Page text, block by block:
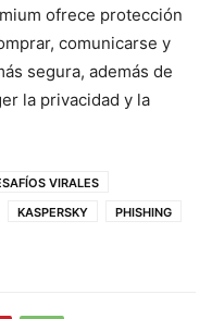
ofrece protección
comunicarse y
segura, además de
la privacidad y la
VIRALES
KASPERSKY
PHISHING